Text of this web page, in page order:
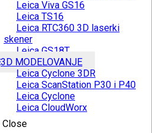
Leica Viva GS16
Leica TS16
Leica RTC360 3D laserki
skener
Leica GS18T
3D MODELOVANJE
Leica Cyclone 3DR
Leica ScanStation P30 i P40
Leica Cyclone
Leica CloudWorx
Close